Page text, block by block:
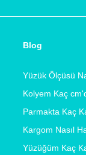
Blog
Yüzük Ölçüsü
Kolyem Kaç
Parmakta Kaç
Kargom Nasıl
Yüzüğüm Kaç